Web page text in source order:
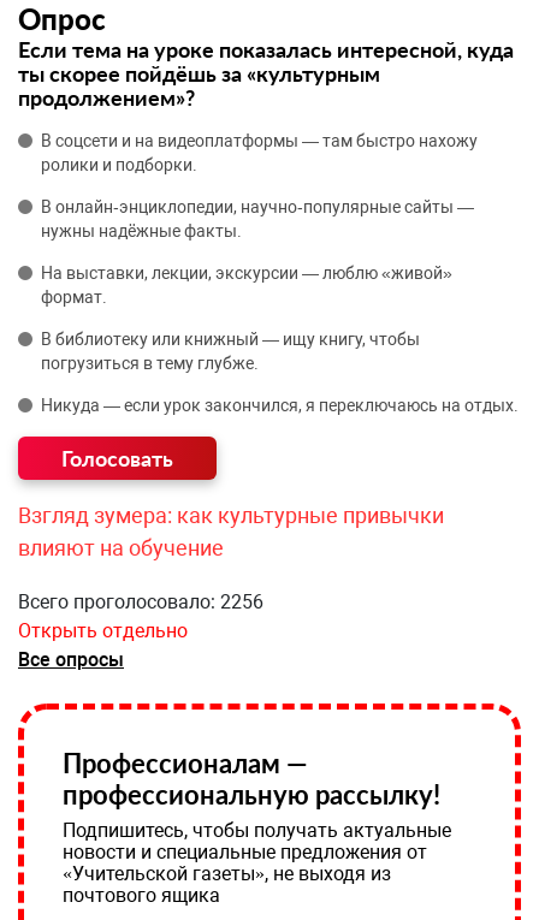
Опрос
Если тема на уроке показалась интересной, куда
ты скорее пойдёшь за «культурным
продолжением»?
В соцсети и на видеоплатформы — там быстро нахожу
ролики и подборки.
В онлайн‑энциклопедии, научно‑популярные сайты —
нужны надёжные факты.
На выставки, лекции, экскурсии — люблю «живой»
формат.
В библиотеку или книжный — ищу книгу, чтобы
погрузиться в тему глубже.
Никуда — если урок закончился, я переключаюсь на отдых.
Взгляд зумера: как культурные привычки
влияют на обучение
Всего проголосовало: 2256
Открыть отдельно
Все опросы
Профессионалам —
профессиональную рассылку!
Подпишитесь, чтобы получать актуальные
новости и специальные предложения от
«Учительской газеты», не выходя из
почтового ящика